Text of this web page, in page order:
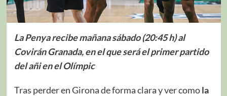
La Penya recibe mañana sábado (20:45 h) al
Covirán Granada, en el que será el primer partido
del añi en el Olímpic
Tras perder en Girona de forma clara y ver comola